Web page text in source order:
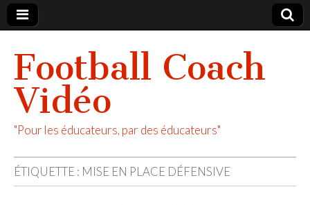
Football Coach
Vidéo
"Pour les éducateurs, par des éducateurs"
ÉTIQUETTE : MISE EN PLACE DÉFENSIVE